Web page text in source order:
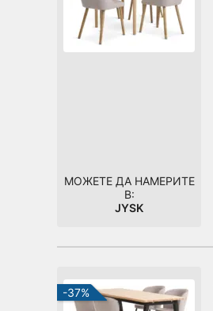
МОЖЕТЕ ДА НАМЕРИТЕ
В:
JYSK
-37%